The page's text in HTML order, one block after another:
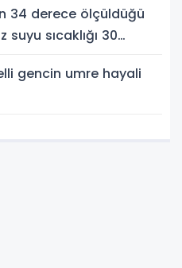
34 derece ölçüldüğü
sıcaklığı 30
gencin umre hayali